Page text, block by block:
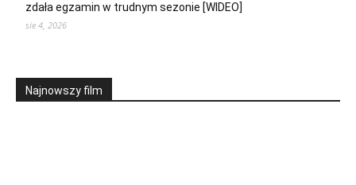
zdała egzamin w trudnym sezonie [WIDEO]
sie 4, 2026
Najnowszy film